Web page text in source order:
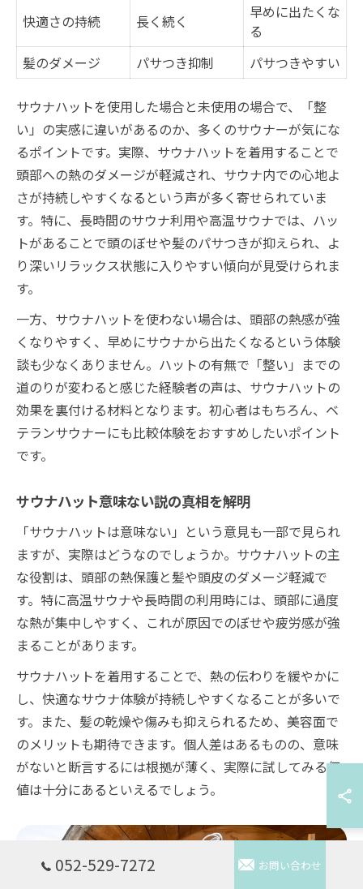
快適さの持続 長く続く
早めに出たくな
る
髪のダメージ
パサつき抑制 パサつきやすい
サウナハットを使用した場合と未使用の場合で、「整
い」の実感に違いがあるのか、多くのサウナーが気にな
るポイントです。実際、サウナハットを着用することで
頭部への熱のダメージが軽減され、サウナ内での心地よ
さが持続しやすくなるという声が多く寄せられていま
す。特に、長時間のサウナ利用や高温サウナでは、ハッ
トがあることで頭のぼせや髪のパサつきが抑えられ、よ
り深いリラックス状態に入りやすい傾向が見受けられま
す。
一方、サウナハットを使わない場合は、頭部の熱感が強
くなりやすく、早めにサウナから出たくなるという体験
談も少なくありません。ハットの有無で「整い」までの
道のりが変わると感じた経験者の声は、サウナハットの
効果を裏付ける材料となります。初心者はもちろん、ベ
テランサウナーにも比較体験をおすすめしたいポイント
です。
サウナハット意味ない説の真相を解明
「サウナハットは意味ない」という意見も一部で見られ
ますが、実際はどうなのでしょうか。サウナハットの主
な役割は、頭部の熱保護と髪や頭皮のダメージ軽減で
す。特に高温サウナや長時間の利用時には、頭部に過度
な熱が集中しやすく、これが原因でのぼせや疲労感が強
まることがあります。
サウナハットを着用することで、熱の伝わりを緩やかに
し、快適なサウナ体験が持続しやすくなることが多いで
す。また、髪の乾燥や傷みも抑えられるため、美容面で
のメリットも期待できます。個人差はあるものの、意味
がないと断言するには根拠が薄く、実際に試してみる価
値は十分にあるといえるでしょう。
052-529-7272 お問い合わせ